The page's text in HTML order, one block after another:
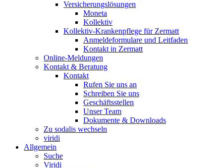
Versicherungslösungen
Moneta
Kollektiv
Kollektiv-Krankenpflege für Zermatt
Anmeldeformulare und Leitfaden
Kontakt in Zermatt
Online-Meldungen
Kontakt & Beratung
Kontakt
Rufen Sie uns an
Schreiben Sie uns
Geschäftsstellen
Unser Team
Dokumente & Downloads
Zu sodalis wechseln
viridi
Allgemein
Suche
Viridi